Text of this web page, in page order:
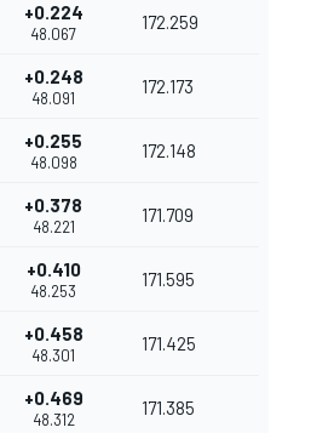
+0.224
48.067
172.259
+0.248
48.091
172.173
+0.255
48.098
172.148
+0.378
48.221
171.709
+0.410
48.253
171.595
+0.458
48.301
171.425
+0.469
48.312
171.385